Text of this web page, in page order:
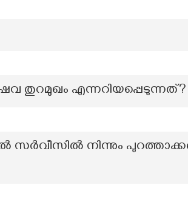
തുറമുഖം എന്നറിയപ്പെടുന്നത്?
നിന്നും